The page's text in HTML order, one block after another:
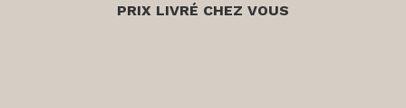
PRIX LIVRÉ CHEZ VOUS